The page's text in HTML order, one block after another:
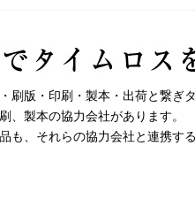
刷版・印刷・製本・出荷と繋ぎ
、製本の協力会社があります。
も、それらの協力会社と連携す